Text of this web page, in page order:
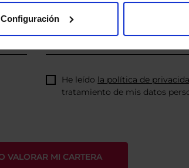
Configuración
He leído la política de
tratamiento de mis datos